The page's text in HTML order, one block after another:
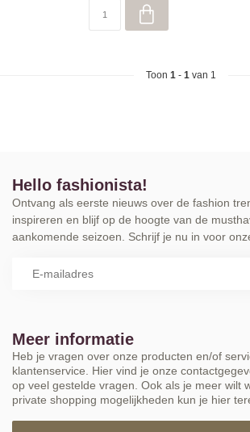
Toon 1- 1van 1
Meer informatie
Heb je vragen over onze producten en/of
klantenservice. Hier vind je onze
op veel gestelde vragen. Ook als je meer wilt
private shopping mogelijkheden kun je hier
Hello fashionista!
Ontvang als eerste nieuws over de fashion
inspireren en blijf op de hoogte van de
aankomende seizoen. Schrijf je nu in voor